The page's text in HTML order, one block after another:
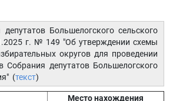
Большелогского сельского
г. № 149 "Об утверждении схемы
округов для проведении
Собрания депутатов Большелогского
(текст)
Место нахождения